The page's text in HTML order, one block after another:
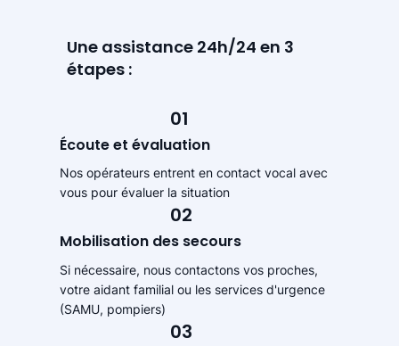
Une assistance 24h/24 en 3
étapes :
01
Écoute et évaluation
Nos opérateurs entrent en contact vocal avec
vous pour évaluer la situation
02
Mobilisation des secours
Si nécessaire, nous contactons vos proches,
votre aidant familial ou les services d'urgence
(SAMU, pompiers)
03